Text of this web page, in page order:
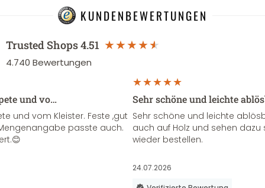
KUNDENBEWERTUNGEN
Trusted Shops4.51
4.740 Bewertungen
und vo…
und vom Kleister. Feste ,gut
passte auch.
Sehr schöne und leichte
Sehr schöne und leichte
auch auf Holz und sehen
wieder bestellen.
24.07.2026